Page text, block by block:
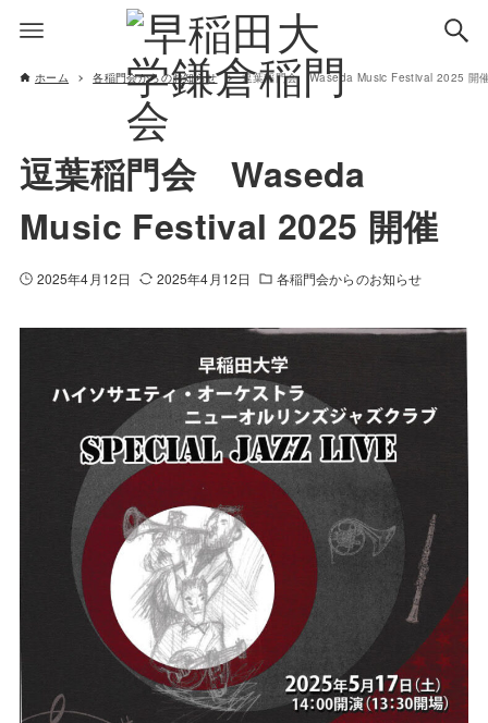
ホーム 各稲門会からのお知らせ 逗葉稲門会 Waseda Music Festival 2025 開
逗葉稲門会 Waseda
Music Festival 2025 開催
2025年4月12日 2025年4月12日 各稲門会からのお知らせ